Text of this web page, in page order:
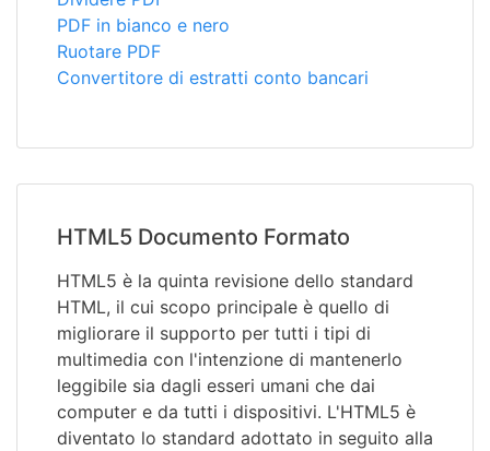
PDF in bianco e nero
Ruotare PDF
Convertitore di estratti conto bancari
HTML5 Documento Formato
HTML5 è la quinta revisione dello standard
HTML, il cui scopo principale è quello di
migliorare il supporto per tutti i tipi di
multimedia con l'intenzione di mantenerlo
leggibile sia dagli esseri umani che dai
computer e da tutti i dispositivi. L'HTML5 è
diventato lo standard adottato in seguito alla